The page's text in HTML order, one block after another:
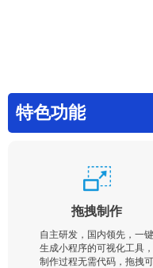
特色功能
拖拽制作
自主研发，国内领先，一键
生成小程序的可视化工具，
制作过程无需代码，拖拽可